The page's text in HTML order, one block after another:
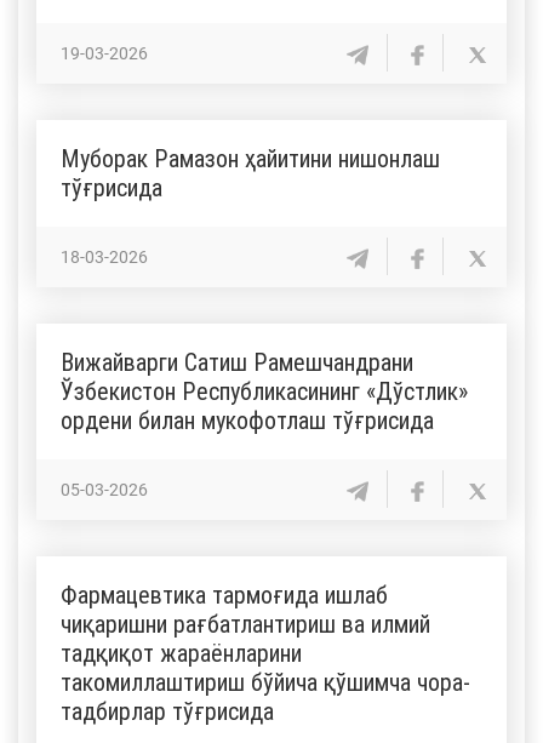
19-03-2026
Муборак Рамазон ҳайитини нишонлаш
тўғрисида
18-03-2026
Вижайварги Сатиш Рамешчандрани
Ўзбекистон Республикасининг «Дўстлик»
ордени билан мукофотлаш тўғрисида
05-03-2026
Фармацевтика тармоғида ишлаб
чиқаришни рағбатлантириш ва илмий
тадқиқот жараёнларини
такомиллаштириш бўйича қўшимча чора-
тадбирлар тўғрисида